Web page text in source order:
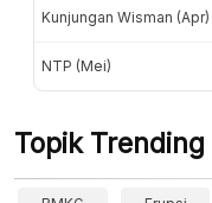
Kunjungan Wisman (Apr)
NTP (Mei)
Topik Trending